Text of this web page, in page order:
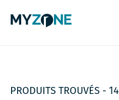
PRODUITS TROUVÉS - 14